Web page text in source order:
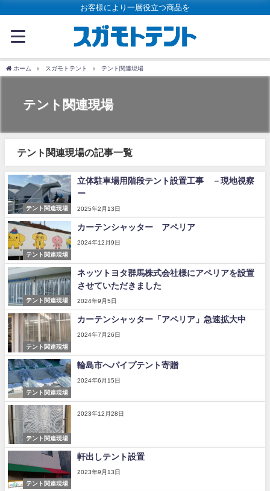
お客様により一層役立つ商品を
ホーム スガモトテント テント関連現場
テント関連現場
テント関連現場の記事一覧
テント関連現場
立体駐車場用階段テント設置工事 －現地視察
ー
2025年2月13日
テント関連現場
カーテンシャッター アペリア
2024年12月9日
テント関連現場
ネッツトヨタ群馬株式会社様にアペリアを設置
させていただきました
2024年9月5日
テント関連現場
カーテンシャッター「アペリア」急速拡大中
2024年7月26日
テント関連現場
輪島市へパイプテント寄贈
2024年6月15日
テント関連現場
2023年12月28日
テント関連現場
軒出しテント設置
2023年9月13日